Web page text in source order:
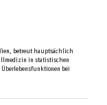
betreut hauptsächlich
in statistischen
Überlebensfunktionen bei